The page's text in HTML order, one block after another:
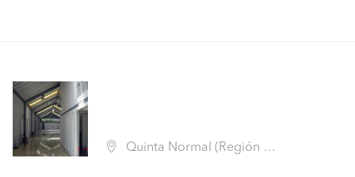
Quinta Normal (Región Metropolitana - Santiago)